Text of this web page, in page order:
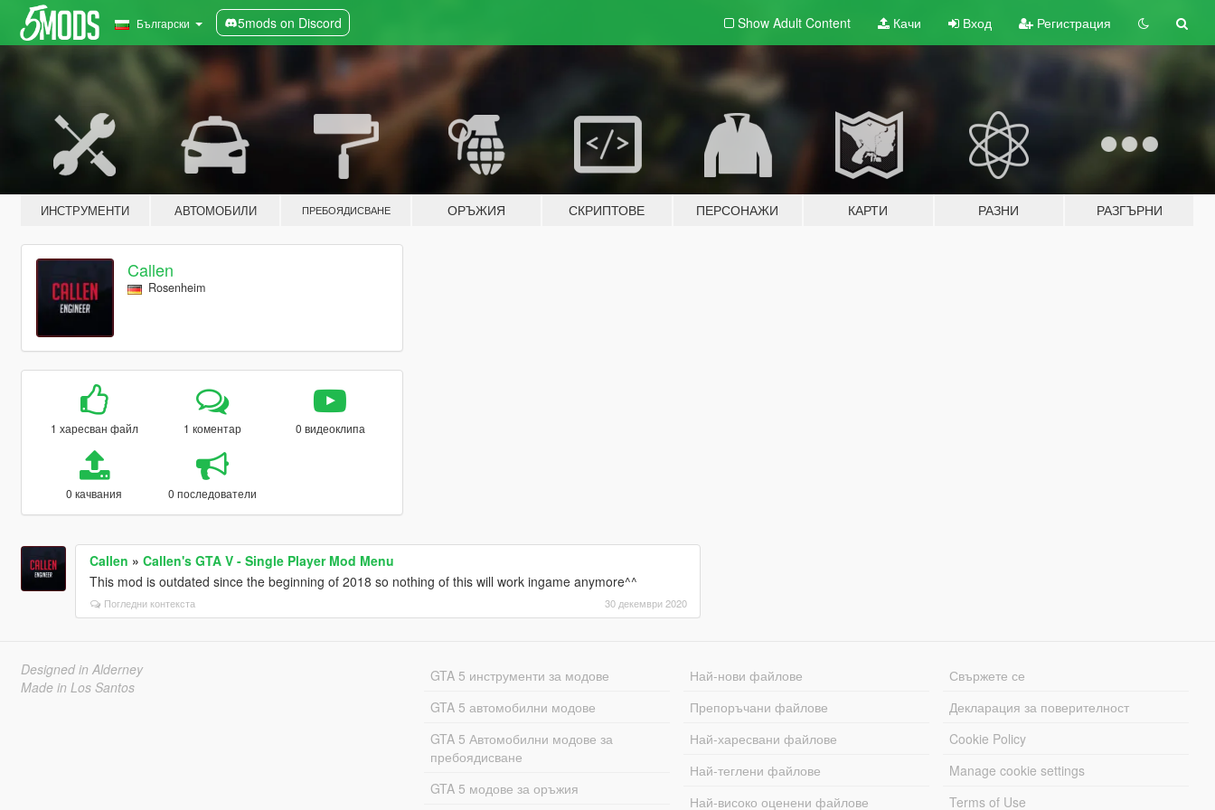
Български 5mods on Discord Show Adult Content Качи Вход Регистрация
ИНСТРУМЕНТИ АВТОМОБИЛИ ПРЕБОЯДИСВАНЕ ОРЪЖИЯ СКРИПТОВЕ ПЕРСОНАЖИ КАРТИ РАЗНИ РАЗГЪРНИ
Callen
Rosenheim
1 харесван файл 1 коментар 0 видеоклипа
0 качвания 0 последователи
Callen » Callen's GTA V - Single Player Mod Menu
This mod is outdated since the beginning of 2018 so nothing of this will work ingame anymore^^
Погледни контекста 30 декември 2020
Designed in Alderney
Made in Los Santos
GTA 5 инструменти за модове
GTA 5 автомобилни модове
GTA 5 Автомобилни модове за
пребоядисване
GTA 5 модове за оръжия
Най-нови файлове
Препоръчани файлове
Най-харесвани файлове
Най-теглени файлове
Най-високо оценени файлове
Свържете се
Декларация за поверителност
Cookie Policy
Manage cookie settings
Terms of Use